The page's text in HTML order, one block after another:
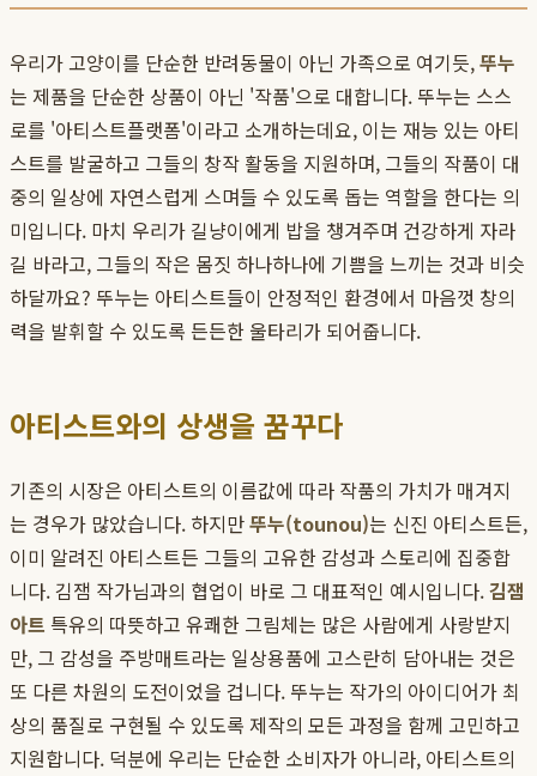
우리가 고양이를 단순한 반려동물이 아닌 가족으로 여기듯,뚜누
는 제품을 단순한 상품이 아닌 '작품'으로 대합니다. 뚜누는 스스
로를 '아티스트플랫폼'이라고 소개하는데요, 이는 재능 있는 아티
스트를 발굴하고 그들의 창작 활동을 지원하며, 그들의 작품이 대
중의 일상에 자연스럽게 스며들 수 있도록 돕는 역할을 한다는 의
미입니다. 마치 우리가 길냥이에게 밥을 챙겨주며 건강하게 자라
길 바라고, 그들의 작은 몸짓 하나하나에 기쁨을 느끼는 것과 비슷
하달까요? 뚜누는 아티스트들이 안정적인 환경에서 마음껏 창의
력을 발휘할 수 있도록 든든한 울타리가 되어줍니다.
아티스트와의 상생을 꿈꾸다
기존의 시장은 아티스트의 이름값에 따라 작품의 가치가 매겨지
는 경우가 많았습니다. 하지만뚜누(tounou)는 신진 아티스트든,
이미 알려진 아티스트든 그들의 고유한 감성과 스토리에 집중합
니다. 김잼 작가님과의 협업이 바로 그 대표적인 예시입니다.김잼
아트 특유의 따뜻하고 유쾌한 그림체는 많은 사람에게 사랑받지
만, 그 감성을 주방매트라는 일상용품에 고스란히 담아내는 것은
또 다른 차원의 도전이었을 겁니다. 뚜누는 작가의 아이디어가 최
상의 품질로 구현될 수 있도록 제작의 모든 과정을 함께 고민하고
지원합니다. 덕분에 우리는 단순한 소비자가 아니라, 아티스트의